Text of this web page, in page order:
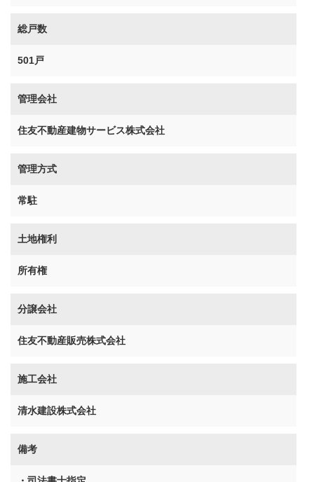
総戸数
501戸
管理会社
住友不動産建物サービス株式会社
管理方式
常駐
土地権利
所有権
分譲会社
住友不動産販売株式会社
施工会社
清水建設株式会社
備考